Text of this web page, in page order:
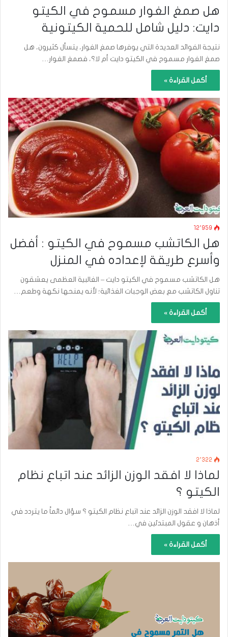
هل صمغ الغوار مسموح في الكيتو
دايت: دليل شامل للحمية الكيتونية
نتيجة الفوائد العديدة التي يوفرها صمغ الغوار، يتسأل كثيرون، هل
صمغ الغوار مسموح في الكيتو دايت أم لا؟، فصمغ الغوار…
أكمل القراءة »
12٬959
هل الكاتشب مسموح في الكيتو : أفضل
وأسرع طريقة لإعداده في المنزل
هل الكاتشب مسموح في الكيتو دايت – الغالبية العظمى يعشقون
تناول الكاتشب مع بعض الوجبات الغذائية؛ لأنه يمنحها نكهة وطعم…
أكمل القراءة »
2٬322
لماذا لا افقد الوزن الزائد عند اتباع نظام
الكيتو ؟
لماذا لا افقد الوزن الزائد عند اتباع نظام الكيتو ؟ سؤال دائماً ما يتردد في
أذهان و عقول المبتدئين في…
أكمل القراءة »